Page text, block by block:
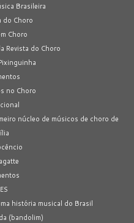
Brasileira
do Choro
Choro
Revista do Choro
no Choro
núcleo de músicos de choro de
história musical do Brasil
(bandolim)